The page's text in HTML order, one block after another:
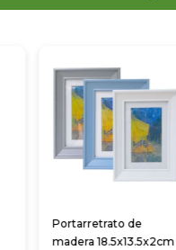
Portarretrato de
madera 18.5x13.5x2cm